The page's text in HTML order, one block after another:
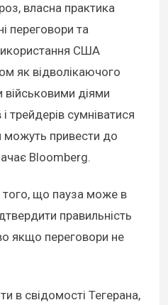
власна практика
переговори та
США
як відволікаючого
діями
трейдерів сумніватися
можуть привести до
Bloomberg.
того, що пауза може в
правильність
якщо переговори не
в свідомості Тегерана,